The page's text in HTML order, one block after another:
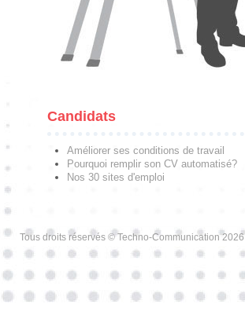
Candidats
Améliorer ses conditions de travail
Pourquoi remplir son CV automatisé?
Nos 30 sites d'emploi
Tous droits réservés © Techno-Communication 2026